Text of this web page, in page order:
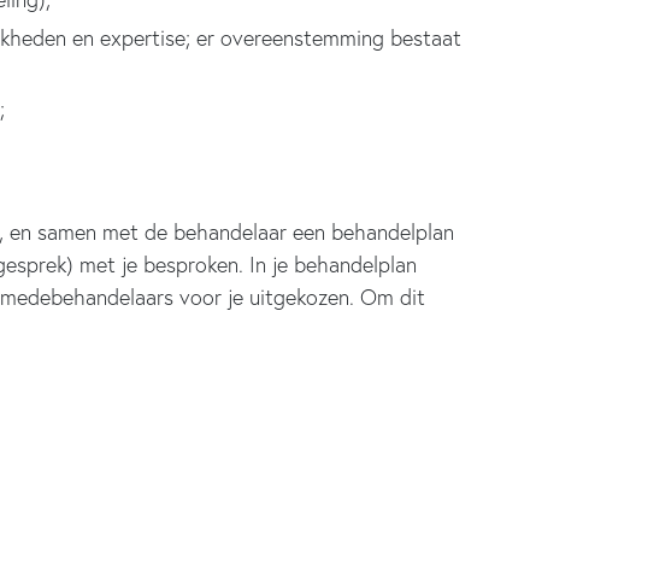
en expertise; er overeenstemming bestaat
samen met de behandelaar een behandelplan
met je besproken. In je behandelplan
voor je uitgekozen. Om dit